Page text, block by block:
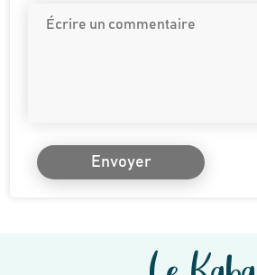
Envoyer